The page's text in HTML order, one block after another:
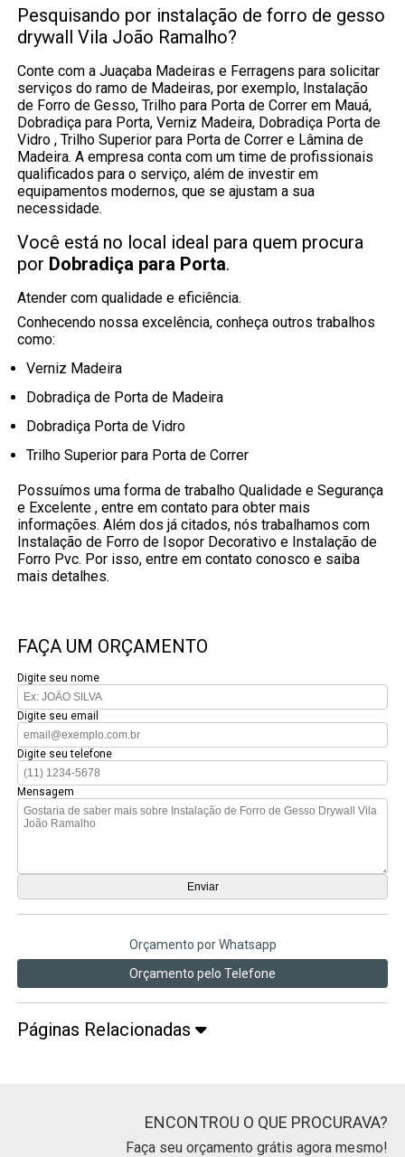
Pesquisando por instalação de forro de gesso
drywall Vila João Ramalho?
Conte com a Juaçaba Madeiras e Ferragens para solicitar
serviços do ramo de Madeiras, por exemplo, Instalação
de Forro de Gesso, Trilho para Porta de Correr em Mauá,
Dobradiça para Porta, Verniz Madeira, Dobradiça Porta de
Vidro , Trilho Superior para Porta de Correr e Lâmina de
Madeira. A empresa conta com um time de profissionais
qualificados para o serviço, além de investir em
equipamentos modernos, que se ajustam a sua
necessidade.
Você está no local ideal para quem procura
por Dobradiça para Porta.
Atender com qualidade e eficiência.
Conhecendo nossa excelência, conheça outros trabalhos
como:
Verniz Madeira
Dobradiça de Porta de Madeira
Dobradiça Porta de Vidro
Trilho Superior para Porta de Correr
Possuímos uma forma de trabalho Qualidade e Segurança
e Excelente , entre em contato para obter mais
informações. Além dos já citados, nós trabalhamos com
Instalação de Forro de Isopor Decorativo e Instalação de
Forro Pvc. Por isso, entre em contato conosco e saiba
mais detalhes.
FAÇA UM ORÇAMENTO
Digite seu nome
Digite seu email
Digite seu telefone
Mensagem
Orçamento por Whatsapp
Orçamento pelo Telefone
Páginas Relacionadas
ENCONTROU O QUE PROCURAVA?
Faça seu orçamento grátis agora mesmo!